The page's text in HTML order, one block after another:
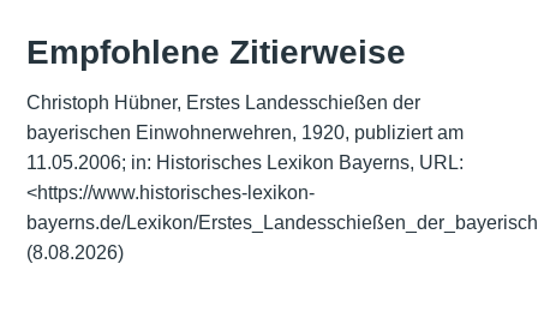
Empfohlene Zitierweise
Christoph Hübner, Erstes Landesschießen der
bayerischen Einwohnerwehren, 1920, publiziert am
11.05.2006; in: Historisches Lexikon Bayerns, URL:
<https://www.historisches-lexikon-
bayerns.de/Lexikon/
(8.08.2026)